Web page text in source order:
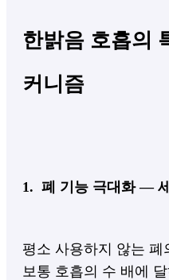
한밝음 호흡의
커니즘
1. 폐 기능 극대화 —
평소 사용하지 않는
보통 호흡의 수 배에